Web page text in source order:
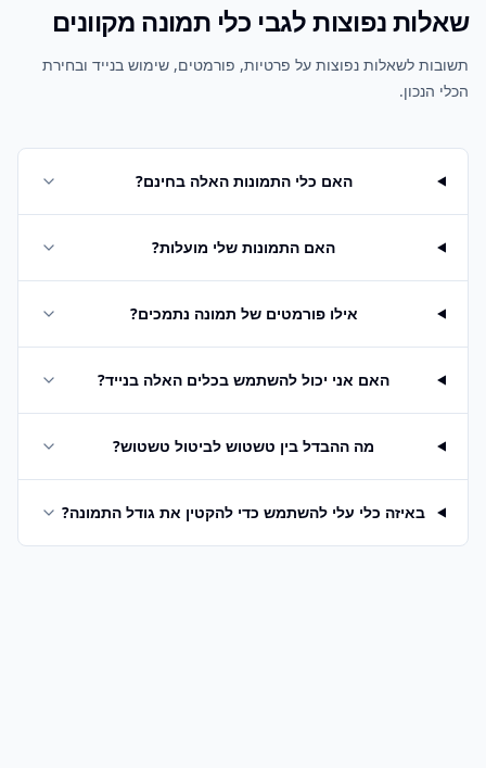
שאלות נפוצות לגבי כלי תמונה מקוונים
תשובות לשאלות נפוצות על פרטיות, פורמטים, שימוש בנייד ובחירת
הכלי הנכון.
האם כלי התמונות האלה בחינם?
האם התמונות שלי מועלות?
אילו פורמטים של תמונה נתמכים?
האם אני יכול להשתמש בכלים האלה בנייד?
מה ההבדל בין טשטוש לביטול טשטוש?
באיזה כלי עלי להשתמש כדי להקטין את גודל התמונה?